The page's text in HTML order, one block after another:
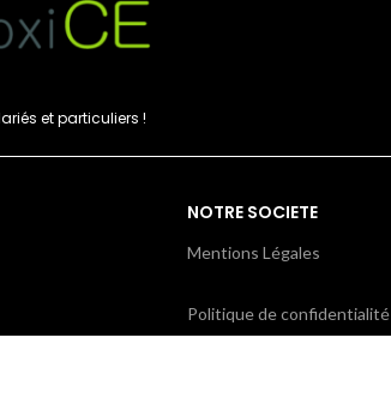
et particuliers !
NOTRE SOCIETE
Mentions Légales
Politique de confidentialité